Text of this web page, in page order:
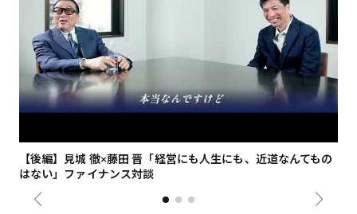
【後編】見城 徹×藤田 晋「経営にも人生にも、近道なんてもの
はない」ファイナンス対談